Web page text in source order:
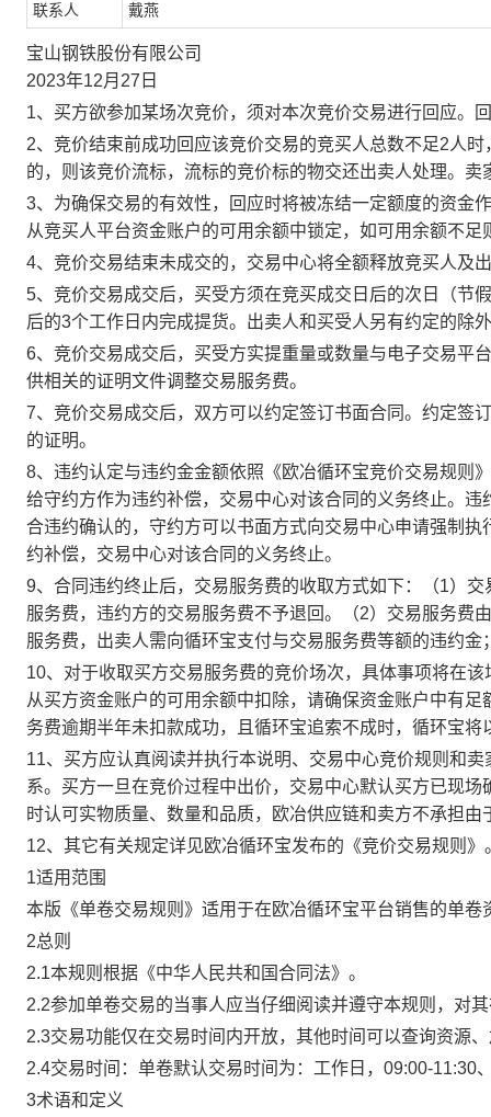
联系人 戴燕
宝山钢铁股份有限公司
2023年12月27日
1、买方欲参加某场次竞价，须对本次竞价交易进行回应。
2、竞价结束前成功回应该竞价交易的竞买人总数不足2人
的，则该竞价流标，流标的竞价标的物交还出卖人处理。
3、为确保交易的有效性，回应时将被冻结一定额度的资金
从竞买人平台资金账户的可用余额中锁定，如可用余额不足
4、竞价交易结束未成交的，交易中心将全额释放竞买人及
5、竞价交易成交后，买受方须在竞买成交日后的次日（节
后的3个工作日内完成提货。出卖人和买受人另有约定的除
6、竞价交易成交后，买受方实提重量或数量与电子交易平
供相关的证明文件调整交易服务费。
7、竞价交易成交后，双方可以约定签订书面合同。约定签
的证明。
8、违约认定与违约金金额依照《欧冶循环宝竞价交易规则
给守约方作为违约补偿，交易中心对该合同的义务终止。
合违约确认的，守约方可以书面方式向交易中心申请强制
约补偿，交易中心对该合同的义务终止。
9、合同违约终止后，交易服务费的收取方式如下：（1）
服务费，违约方的交易服务费不予退回。（2）交易服务费
服务费，出卖人需向循环宝支付与交易服务费等额的违约
10、对于收取买方交易服务费的竞价场次，具体事项将在
从买方资金账户的可用余额中扣除，请确保资金账户中有
务费逾期半年未扣款成功，且循环宝追索不成时，循环宝将
11、买方应认真阅读并执行本说明、交易中心竞价规则和
系。买方一旦在竞价过程中出价，交易中心默认买方已现
时认可实物质量、数量和品质，欧冶供应链和卖方不承担由
12、其它有关规定详见欧冶循环宝发布的《竞价交易规则》
1适用范围
本版《单卷交易规则》适用于在欧冶循环宝平台销售的单卷
2总则
2.1本规则根据《中华人民共和国合同法》。
2.2参加单卷交易的当事人应当仔细阅读并遵守本规则，对
2.3交易功能仅在交易时间内开放，其他时间可以查询资源
2.4交易时间：单卷默认交易时间为：工作日，09:00-11:30
3术语和定义